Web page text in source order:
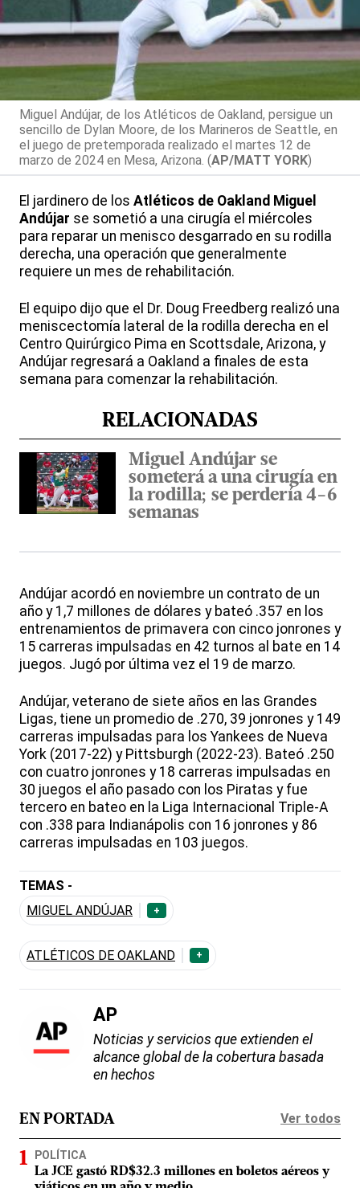
Miguel Andújar, de los Atléticos de Oakland, persigue un
sencillo de Dylan Moore, de los Marineros de Seattle, en
el juego de pretemporada realizado el martes 12 de
marzo de 2024 en Mesa, Arizona. (AP/MATT YORK)
El jardinero de los Atléticos de Oakland Miguel
Andújar se sometió a una cirugía el miércoles
para reparar un menisco desgarrado en su rodilla
derecha, una operación que generalmente
requiere un mes de rehabilitación.
El equipo dijo que el Dr. Doug Freedberg realizó una
meniscectomía lateral de la rodilla derecha en el
Centro Quirúrgico Pima en Scottsdale, Arizona, y
Andújar regresará a Oakland a finales de esta
semana para comenzar la rehabilitación.
RELACIONADAS
Miguel Andújar se
someterá a una cirugía en
la rodilla; se perdería 4-6
semanas
Andújar acordó en noviembre un contrato de un
año y 1,7 millones de dólares y bateó .357 en los
entrenamientos de primavera con cinco jonrones y
15 carreras impulsadas en 42 turnos al bate en 14
juegos. Jugó por última vez el 19 de marzo.
Andújar, veterano de siete años en las Grandes
Ligas, tiene un promedio de .270, 39 jonrones y 149
carreras impulsadas para los Yankees de Nueva
York (2017-22) y Pittsburgh (2022-23). Bateó .250
con cuatro jonrones y 18 carreras impulsadas en
30 juegos el año pasado con los Piratas y fue
tercero en bateo en la Liga Internacional Triple-A
con .338 para Indianápolis con 16 jonrones y 86
carreras impulsadas en 103 juegos.
TEMAS -
MIGUEL ANDÚJAR
+
ATLÉTICOS DE OAKLAND +
AP
Noticias y servicios que extienden el
alcance global de la cobertura basada
en hechos
EN PORTADA Ver todos
POLÍTICA
La JCE gastó RD$32.3 millones en boletos aéreos y